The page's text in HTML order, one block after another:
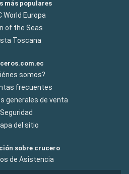
más populares
World Europa
of the Seas
Toscana
somos?
frecuentes
generales de venta
Seguridad
del sitio
sobre crucero
de Asistencia